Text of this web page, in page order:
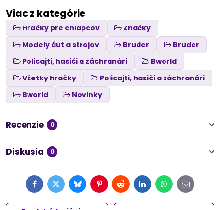
Viac z kategórie
Hračky pre chlapcov
Značky
Modely áut a strojov
Bruder
Bruder
Policajti, hasiči a záchranári
Bworld
Všetky hračky
Policajti, hasiči a záchranári
Bworld
Novinky
Recenzie 0
Diskusia 0
FacebookTwitterBlueskyPinterestRedditLinkedInWhatsApp
E-
mail